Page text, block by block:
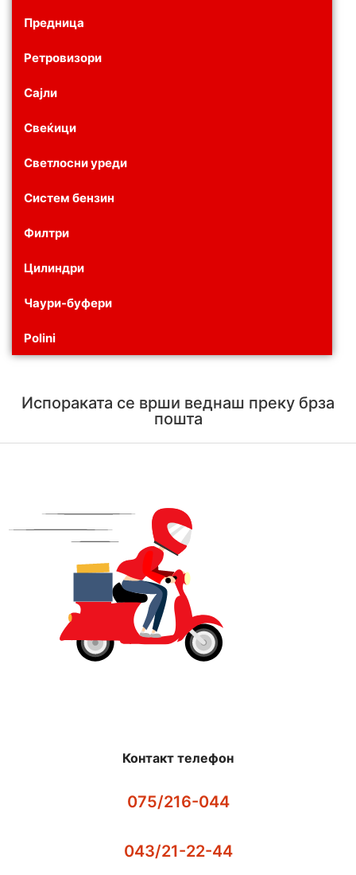
Предница
Ретровизори
Сајли
Свеќици
Светлосни уреди
Систем бензин
Филтри
Цилиндри
Чаури-буфери
Polini
Испораката се врши веднаш преку брза
пошта
Контакт телефон
075/216-044
043/21-22-44